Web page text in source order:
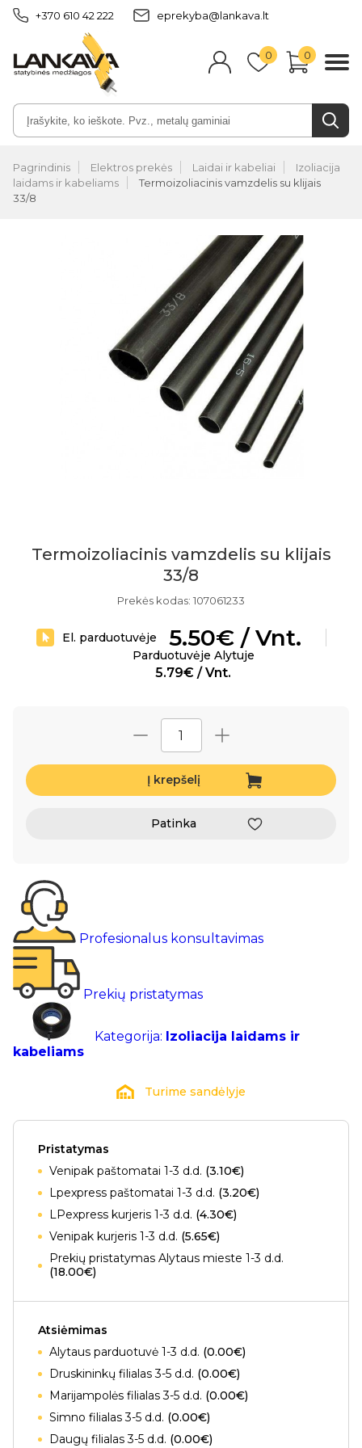
+370 610 42 222 eprekyba@lankava.lt
0 0
Pagrindinis Elektros prekės Laidai ir kabeliai
Izoliacija
laidams ir kabeliams
Termoizoliacinis vamzdelis su klijais
33/8
Termoizoliacinis vamzdelis su klijais
33/8
Prekės kodas: 107061233
El. parduotuvėje 5.50€ / Vnt.
Parduotuvėje Alytuje
5.79€ / Vnt.
Į krepšelį
Patinka
Profesionalus konsultavimas
Prekių pristatymas
Kategorija: Izoliacija laidams ir
kabeliams
Turime sandėlyje
Pristatymas
Venipak paštomatai 1-3 d.d. (3.10€)
Lpexpress paštomatai 1-3 d.d. (3.20€)
LPexpress kurjeris 1-3 d.d. (4.30€)
Venipak kurjeris 1-3 d.d. (5.65€)
Prekių pristatymas Alytaus mieste 1-3 d.d.
(18.00€)
Atsiėmimas
Alytaus parduotuvė 1-3 d.d. (0.00€)
Druskininkų filialas 3-5 d.d. (0.00€)
Marijampolės filialas 3-5 d.d. (0.00€)
Simno filialas 3-5 d.d. (0.00€)
Daugų filialas 3-5 d.d. (0.00€)